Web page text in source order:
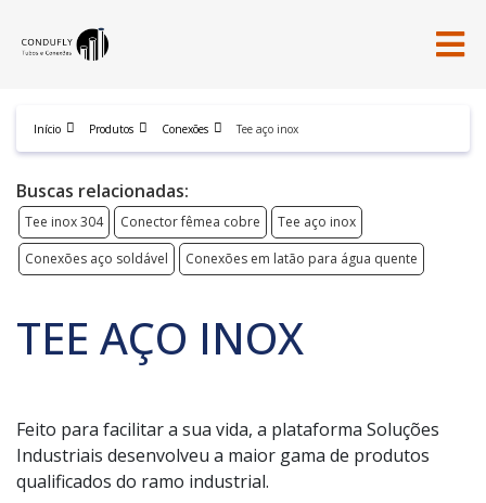
Início Produtos Conexões Tee aço inox
Buscas relacionadas:
Tee inox 304 Conector fêmea cobre
Tee aço inox
Conexões aço soldável
Conexões em latão para água quente
TEE AÇO INOX
Feito para facilitar a sua vida, a plataforma Soluções
Industriais desenvolveu a maior gama de produtos
qualificados do ramo industrial.